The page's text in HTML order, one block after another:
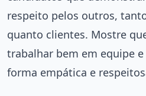
respeito pelos outros,
quanto clientes. Mostre
trabalhar bem em equipe
forma empática e